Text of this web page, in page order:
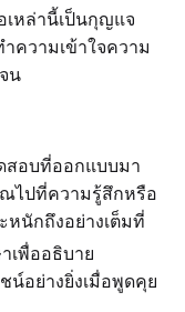
เหล่านี้เป็นกุญแจ
ความเข้าใจความ
น
สอบที่ออกแบบมา
ไปที่ความรู้สึกหรือ
นักถึงอย่างเต็มที่
เพื่ออธิบาย
อย่างยิ่งเมื่อพูดคุย